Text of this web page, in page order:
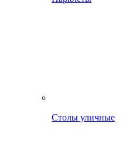
Столы уличные